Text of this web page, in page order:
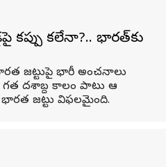
కప్పు కలేనా?.. భారత్‌కు
జట్టుపై భారీ అంచనాలు
దశాబ్ద కాలం పాటు ఆ
జట్టు విఫలమైంది.